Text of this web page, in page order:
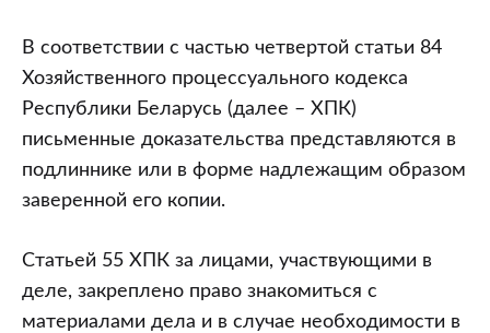
В соответствии с частью четвертой статьи 84
Хозяйственного процессуального кодекса
Республики Беларусь (далее – ХПК)
письменные доказательства представляются в
подлиннике или в форме надлежащим образом
заверенной его копии.
Статьей 55 ХПК за лицами, участвующими в
деле, закреплено право знакомиться с
материалами дела и в случае необходимости в